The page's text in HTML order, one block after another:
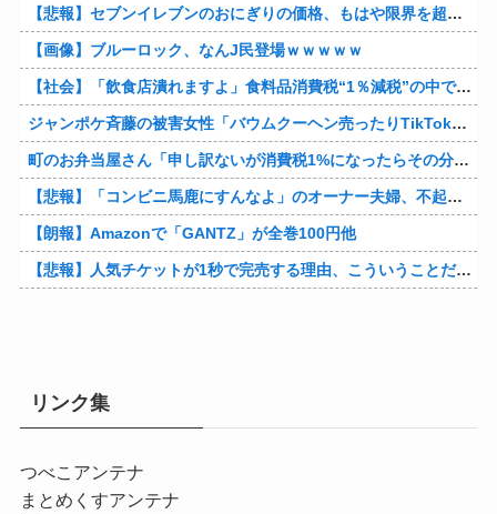
【悲報】セブンイレブンのおにぎりの価格、もはや限界を超える
【画像】ブルーロック、なんJ民登場ｗｗｗｗｗ
【社会】「飲食店潰れますよ」食料品消費税“1％減税”の中で上がる懸念 外食は10％で“9％”差に…一方で対象の弁当店でも悲痛な声「値下げできない…」
ジャンポケ斉藤の被害女性「バウムクーヘン売ったりTikTokライブしててムカついたから示談しなかった」
町のお弁当屋さん「申し訳ないが消費税1%になったらその分商品代を値上げするわ」 「うちも！」
【悲報】「コンビニ馬鹿にすんなよ」のオーナー夫婦、不起訴ｗｗｗｗｗｗｗｗ
【朗報】Amazonで「GANTZ」が全巻100円他
【悲報】人気チケットが1秒で完売する理由、こういうことだったｗｗｗｗ他
リンク集
つべこアンテナ
まとめくすアンテナ